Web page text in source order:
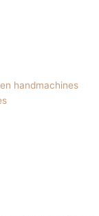
handmachines